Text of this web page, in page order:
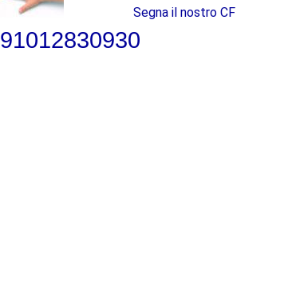
Segna il nostro CF
91012830930